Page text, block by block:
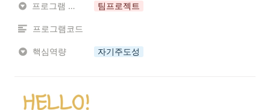
프로그램 유형 팀프로젝트
프로그램코드
핵심역량 자기주도성